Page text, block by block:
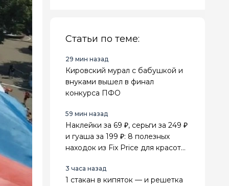
Статьи по теме:
29 мин назад
Кировский мурал с бабушкой и
внуками вышел в финал
конкурса ПФО
59 мин назад
Наклейки за 69 ₽, серьги за 249 ₽
и гуаша за 199 ₽: 8 полезных
находок из Fix Price для красоты,
3 часа назад
1 стакан в кипяток — и решетка